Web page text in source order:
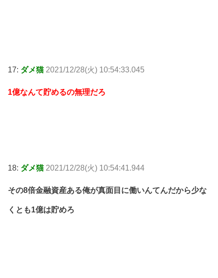
17: ダメ猫 2021/12/28(火) 10:54:33.045
1億なんて貯めるの無理だろ
18: ダメ猫 2021/12/28(火) 10:54:41.944
その8倍金融資産ある俺が真面目に働いんてんだから少な
くとも1億は貯めろ